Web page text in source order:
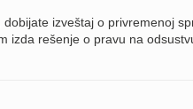
dobijate izveštaj o privremenoj
izda rešenje o pravu na